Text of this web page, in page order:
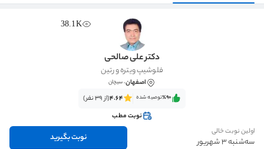
38.1K
دکتر علی صالحی
فلوشیپ ویتره و رتین
اصفهان، سیچان
٪90‌‌‌توصیه شده 4.64(از 39 نفر)
نوبت مطب
اولین نوبت خالی
سه‌شنبه 3 شهریور نوبت بگیرید